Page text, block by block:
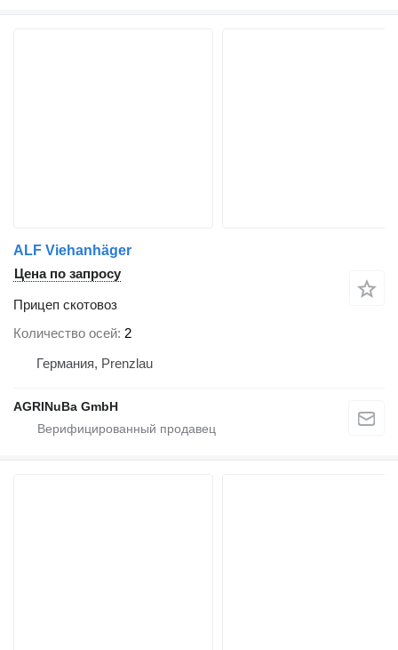
ALF Viehanhäger
Цена по запросу
Прицеп скотовоз
Количество осей 2
Германия, Prenzlau
AGRINuBa GmbH